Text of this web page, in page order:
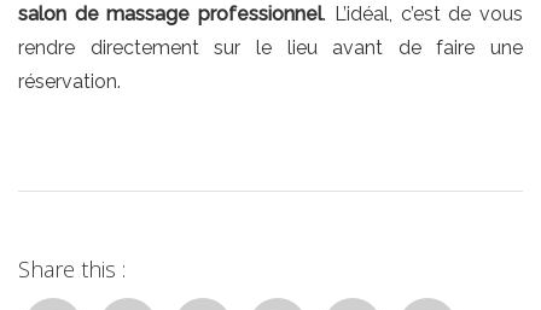
salon de massage professionnel. L’idéal, c’est de vous
rendre directement sur le lieu avant de faire une
réservation.
Share this :